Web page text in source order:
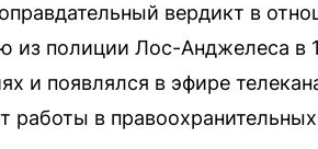
вердикт в
полиции Лос-Анджелеса в
и появлялся в эфире
работы в